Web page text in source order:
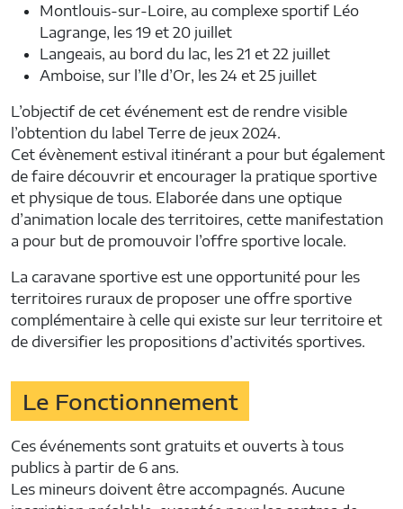
Montlouis-sur-Loire, au complexe sportif Léo
Lagrange, les 19 et 20 juillet
Langeais, au bord du lac, les 21 et 22 juillet
Amboise, sur l’Ile d’Or, les 24 et 25 juillet
L’objectif de cet événement est de rendre visible
l’obtention du label Terre de jeux 2024.
Cet évènement estival itinérant a pour but également
de faire découvrir et encourager la pratique sportive
et physique de tous. Elaborée dans une optique
d’animation locale des territoires, cette manifestation
a pour but de promouvoir l’offre sportive locale.
La caravane sportive est une opportunité pour les
territoires ruraux de proposer une offre sportive
complémentaire à celle qui existe sur leur territoire et
de diversifier les propositions d’activités sportives.
Le Fonctionnement
Ces événements sont gratuits et ouverts à tous
publics à partir de 6 ans.
Les mineurs doivent être accompagnés. Aucune